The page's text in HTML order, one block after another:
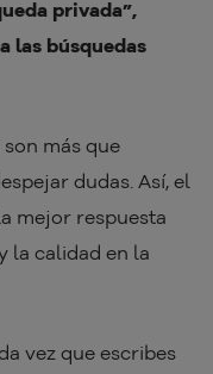
privada”,
las búsquedas
más que
dudas. Así, el
mejor respuesta
la calidad en la
vez que escribes